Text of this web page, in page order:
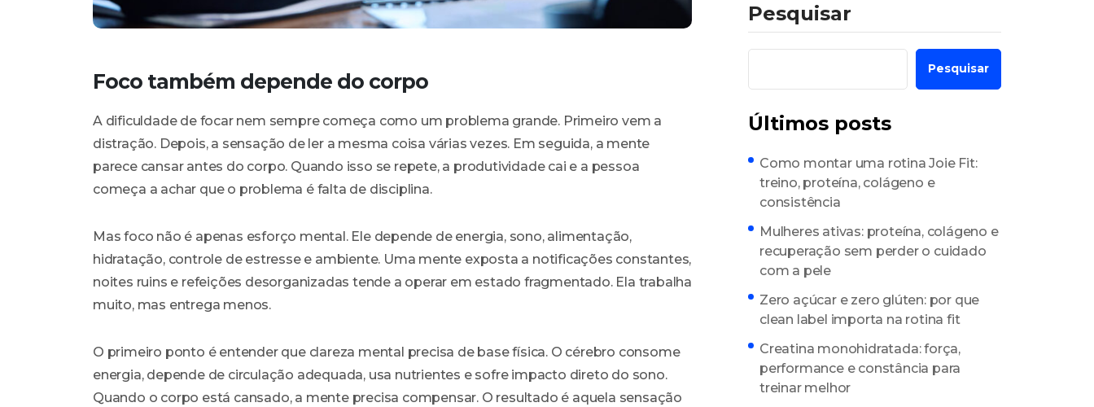
Foco também depende do corpo
A dificuldade de focar nem sempre começa como um problema grande. Primeiro vem a
distração. Depois, a sensação de ler a mesma coisa várias vezes. Em seguida, a mente
parece cansar antes do corpo. Quando isso se repete, a produtividade cai e a pessoa
começa a achar que o problema é falta de disciplina.
Mas foco não é apenas esforço mental. Ele depende de energia, sono, alimentação,
hidratação, controle de estresse e ambiente. Uma mente exposta a notificações constantes,
noites ruins e refeições desorganizadas tende a operar em estado fragmentado. Ela trabalha
muito, mas entrega menos.
O primeiro ponto é entender que clareza mental precisa de base física. O cérebro consome
energia, depende de circulação adequada, usa nutrientes e sofre impacto direto do sono.
Quando o corpo está cansado, a mente precisa compensar. O resultado é aquela sensação
Pesquisar
Pesquisar
Últimos posts
Como montar uma rotina Joie Fit:
treino, proteína, colágeno e
consistência
Mulheres ativas: proteína, colágeno e
recuperação sem perder o cuidado
com a pele
Zero açúcar e zero glúten: por que
clean label importa na rotina fit
Creatina monohidratada: força,
performance e constância para
treinar melhor